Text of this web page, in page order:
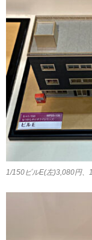
1/150ビルE(左)3,080円、